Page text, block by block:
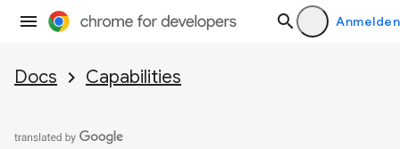
Anmelden
Docs Capabilities